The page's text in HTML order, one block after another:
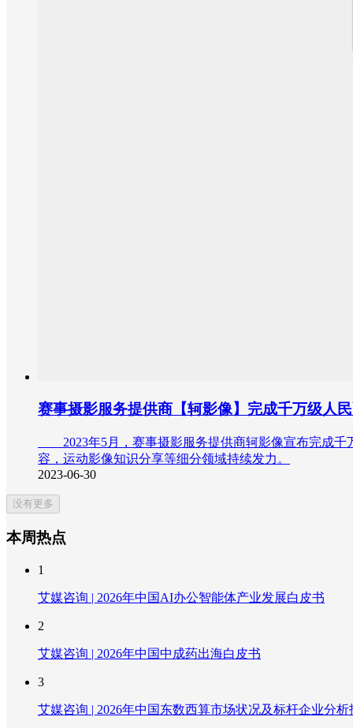
赛事摄影服务提供商【轲影像】完成千万级人
2023年5月，赛事摄影服务提供商轲影像宣布完成千
容，运动影像知识分享等细分领域持续发力。
2023-06-30
没有更多
本周热点
1
艾媒咨询 | 2026年中国AI办公智能体产业发展白皮书
2
艾媒咨询 | 2026年中国中成药出海白皮书
3
艾媒咨询 | 2026年中国东数西算市场状况及标杆企业分析